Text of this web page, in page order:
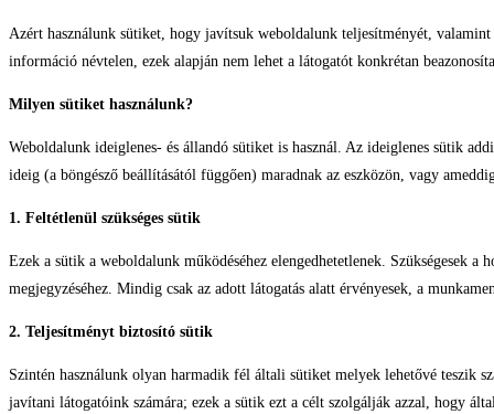
Azért használunk sütiket, hogy javítsuk weboldalunk teljesítményét,
információ névtelen, ezek alapján nem lehet a látogatót konkrétan
Milyen sütiket használunk?
Weboldalunk ideiglenes- és állandó sütiket is használ. Az ideiglenes sütik
ideig (a böngésző beállításától függően) maradnak az eszközön, vagy
1. Feltétlenül szükséges sütik
Ezek a sütik a weboldalunk működéséhez elengedhetetlenek. Szükségesek
megjegyzéséhez. Mindig csak az adott látogatás alatt érvényesek, a
2. Teljesítményt biztosító sütik
Szintén használunk olyan harmadik fél általi sütiket melyek lehetővé teszik
javítani látogatóink számára; ezek a sütik ezt a célt szolgálják azzal, hogy